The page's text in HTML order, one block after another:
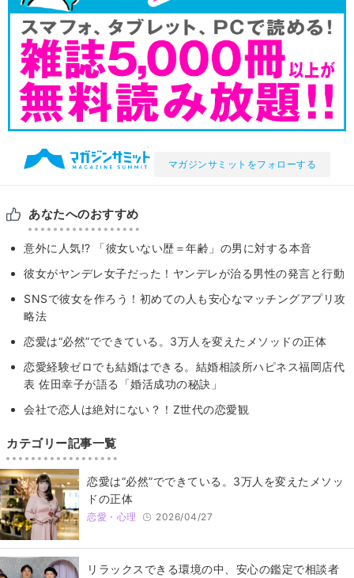
マガジンサミットをフォローする
あなたへのおすすめ
意外に人気!? 「彼女いない歴＝年齢」の男に対する本音
彼女がヤンデレ女子だった！ヤンデレが治る男性の発言と行動
SNSで彼女を作ろう！初めての人も安心なマッチングアプリ攻
略法
恋愛は“必然”でできている。3万人を変えたメソッドの正体
恋愛経験ゼロでも結婚はできる。結婚相談所ハピネス福岡店代
表 佐田幸子が語る「婚活成功の秘訣」
会社で恋人は絶対にない？！Z世代の恋愛観
カテゴリー記事一覧
恋愛は“必然”でできている。3万人を変えたメソッ
ドの正体
恋愛・心理 2026/04/27
リラックスできる環境の中、安心の鑑定で相談者